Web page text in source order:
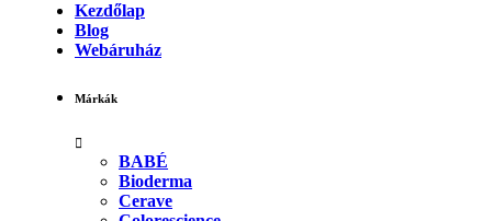
Kezdőlap
Blog
Webáruház
Márkák
BABÉ
Bioderma
Cerave